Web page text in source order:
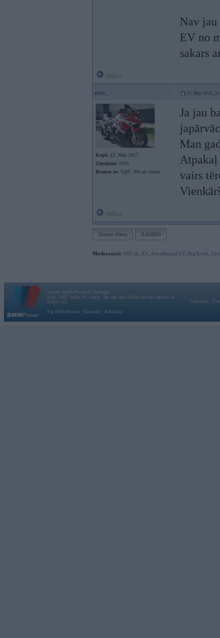
Nav jau
EV no
sakars
ezis_ 23. May 2026,
Kopš: 13. May 2017
Ziņojumi: 1419
Braucu ar: T@C- R6 un citiem
Ja jau
Man
Atpakaļ
vairs
Jauna tēma Atbildēt
Moderatori: 968-jk AV AiwaShuraLLP, BigArchi
Vortāls BMWPower.lv darbojas
kopš 2002. gada 14. maija. Tas nav auto klubs un nav saistīts ar
BMW AG.
Par BMWPower
Kontakti Reklāma
Galvena